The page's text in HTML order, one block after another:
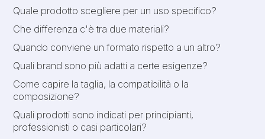
Quale prodotto scegliere per un uso specifico?
Che differenza c'è tra due materiali?
Quando conviene un formato rispetto a un altro?
Quali brand sono più adatti a certe esigenze?
Come capire la taglia, la compatibilità o la
composizione?
Quali prodotti sono indicati per principianti,
professionisti o casi particolari?